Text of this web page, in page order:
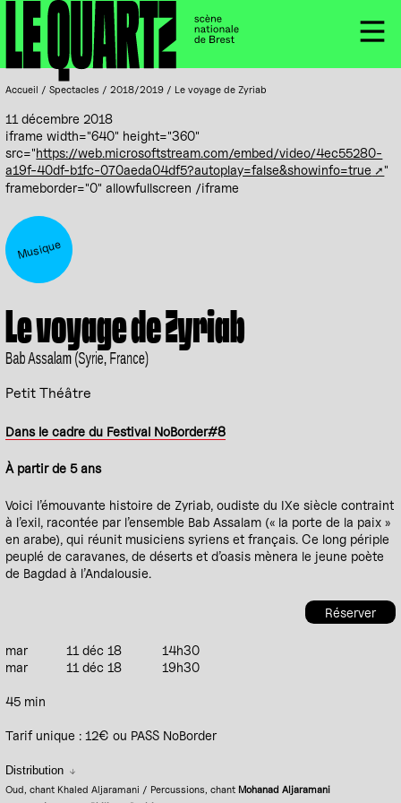
Panneau de gestion des cookies
Accueil
Menu
Accueil / Spectacles / 2018/2019 / Le voyage de Zyriab
11 décembre 2018
iframe width="640" height="360"
src="https://web.microsoftstream.com/embed/video/4ec55280-
a19f-40df-b1fc-070aeda04df5?autoplay=false&showinfo=true
"
frameborder="0" allowfullscreen /iframe
Musique
Le voyage de Zyriab
Bab Assalam (Syrie, France)
Petit Théâtre
Dans le cadre du Festival NoBorder#8
À partir de 5 ans
Voici l’émouvante histoire de Zyriab, oudiste du IXe siècle contraint
à l’exil, racontée par l’ensemble Bab Assalam (« la porte de la paix »
en arabe), qui réunit musiciens syriens et français. Ce long périple
peuplé de caravanes, de déserts et d’oasis mènera le jeune poète
de Bagdad à l’Andalousie.
Réserver
mar 11 déc 18
14h30
mar
11 déc 18 19h30
45 min
Tarif unique : 12€ ou PASS NoBorder
Distribution
Oud, chant Khaled Aljaramani / Percussions, chant Mohanad Aljaramani